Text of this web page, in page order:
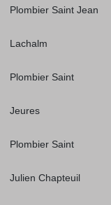
Plombier Saint Jean
Lachalm
Plombier Saint
Jeures
Plombier Saint
Julien Chapteuil